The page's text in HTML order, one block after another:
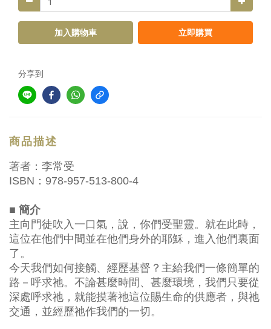
加入購物車 立即購買
分享到
商品描述
著者：李常受
ISBN：978-957-513-800-4
■ 簡介
主向門徒吹入一口氣，說，你們受聖靈。就在此時，
這位在他們中間並在他們身外的耶穌，進入他們裏面
了。
今天我們如何接觸、經歷基督？主給我們一條簡單的
路－呼求祂。不論甚麼時間、甚麼環境，我們只要從
深處呼求祂，就能摸著祂這位賜生命的供應者，與祂
交通，並經歷祂作我們的一切。